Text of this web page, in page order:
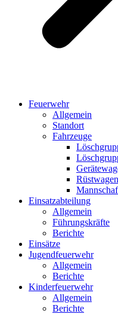
Feuerwehr
Allgemein
Standort
Fahrzeuge
Rüst­wagen
Einsatz­abteilung
Allgemein
Führungs­kräfte
Berichte
Einsätze
Jugend­feuerwehr
Allgemein
Berichte
Kinder­feuerwehr
Allgemein
Berichte